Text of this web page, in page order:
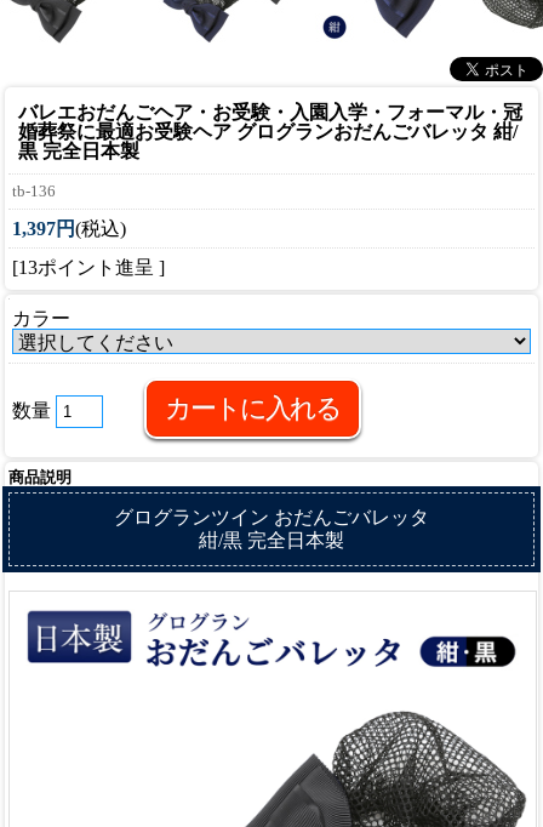
バレエおだんごヘア・お受験・入園入学・フォーマル・冠
婚葬祭に最適お受験ヘア グログランおだんごバレッタ 紺/
黒 完全日本製
tb-136
1,397円(税込)
[13ポイント進呈 ]
カラー
数量
商品説明
グログランツイン おだんごバレッタ
紺/黒 完全日本製